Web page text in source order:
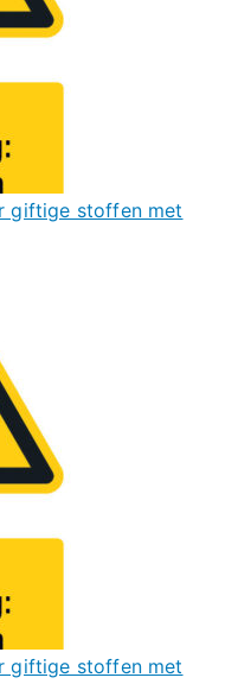
giftige stoffen met
giftige stoffen met